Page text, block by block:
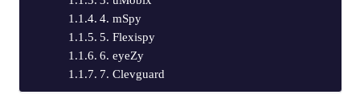
4. mSpy
5. Flexispy
6. eyeZy
7. Clevguard